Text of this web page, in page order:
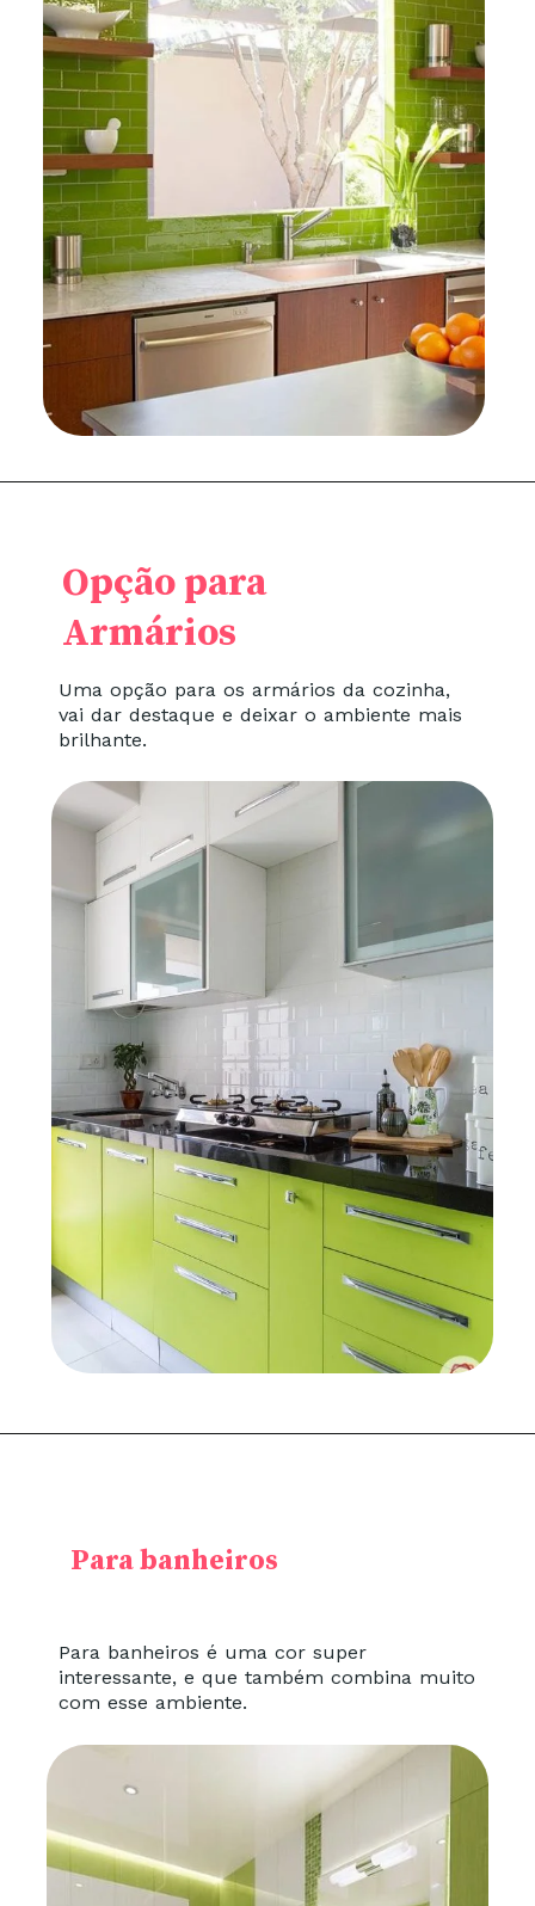
Uma opção para os armários da cozinha,
vai dar destaque e deixar o ambiente mais
brilhante.
Opção para
Armários
Para banheiros é uma cor super
interessante, e que também combina muito
com esse ambiente.
Para banheiros